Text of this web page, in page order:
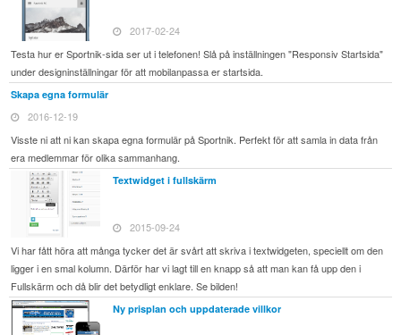
2017-02-24
Testa hur er Sportnik-sida ser ut i telefonen! Slå på inställningen "Responsiv Startsida"
under designinställningar för att mobilanpassa er startsida.
Skapa egna formulär
2016-12-19
Visste ni att ni kan skapa egna formulär på Sportnik. Perfekt för att samla in data från
era medlemmar för olika sammanhang.
Textwidget i fullskärm
2015-09-24
Vi har fått höra att många tycker det är svårt att skriva i textwidgeten, speciellt om den
ligger i en smal kolumn. Därför har vi lagt till en knapp så att man kan få upp den i
Fullskärm och då blir det betydligt enklare. Se bilden!
Ny prisplan och uppdaterade villkor